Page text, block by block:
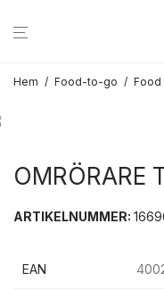
Hem / Food-to-go / Food
OMRÖRARE
ARTIKELNUMMER:
EAN